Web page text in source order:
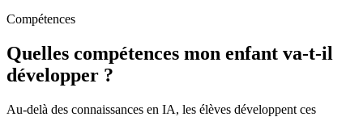
Compétences
Quelles compétences mon enfant va-t-il
développer ?
Au-delà des connaissances en IA, les élèves développent ces